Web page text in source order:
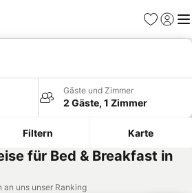
Favoriten
Gäste und Zimmer
2 Gäste, 1 Zimmer
Filtern Karte
für Bed & Breakfast in
an uns unser Ranking